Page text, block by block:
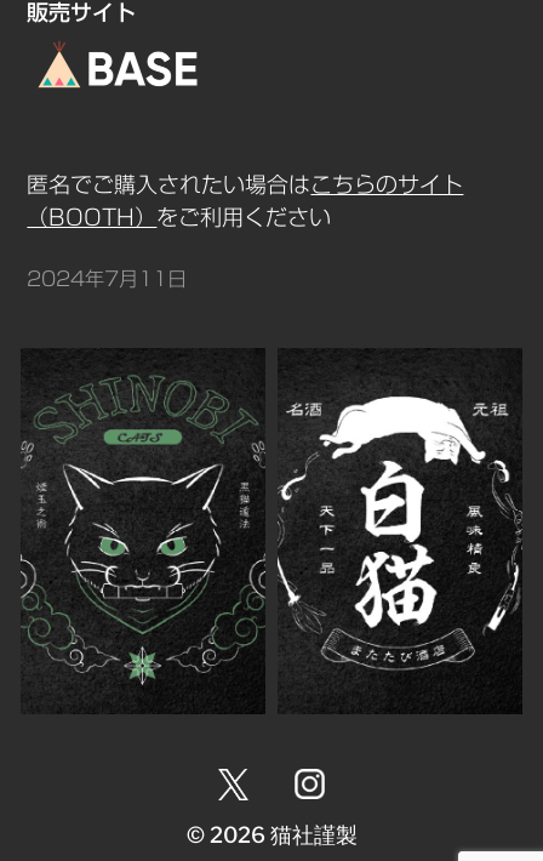
販売サイト
匿名でご購入されたい場合はこちらのサイト
（BOOTH） をご利用ください
2024年7月11日
© 2026 猫社謹製